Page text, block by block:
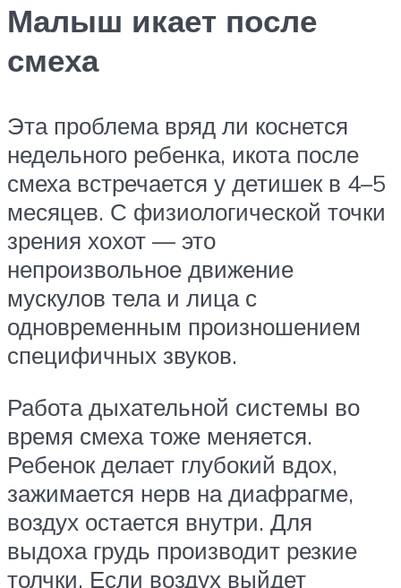
Малыш икает после
смеха
Эта проблема вряд ли коснется
недельного ребенка, икота после
смеха встречается у детишек в 4–5
месяцев. С физиологической точки
зрения хохот — это
непроизвольное движение
мускулов тела и лица с
одновременным произношением
специфичных звуков.
Работа дыхательной системы во
время смеха тоже меняется.
Ребенок делает глубокий вдох,
зажимается нерв на диафрагме,
воздух остается внутри. Для
выдоха грудь производит резкие
толчки. Если воздух выйдет